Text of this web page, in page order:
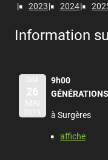
2023 2024
Information
DIM
26
MAI
2019
9h00
à Surgères
affiche